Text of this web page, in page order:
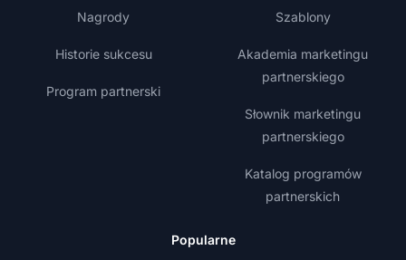
Nagrody
Historie sukcesu
Program partnerski
Szablony
Akademia marketingu
partnerskiego
Słownik marketingu
partnerskiego
Katalog programów
partnerskich
Popularne